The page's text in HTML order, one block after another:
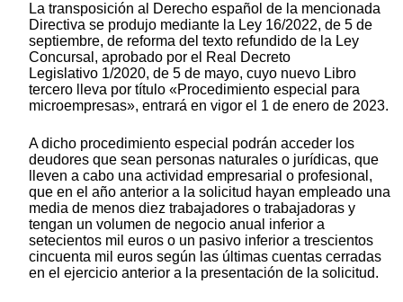
La transposición al Derecho español de la mencionada
Directiva se produjo mediante la Ley 16/2022, de 5 de
septiembre, de reforma del texto refundido de la Ley
Concursal, aprobado por el Real Decreto
Legislativo 1/2020, de 5 de mayo, cuyo nuevo Libro
tercero lleva por título «Procedimiento especial para
microempresas», entrará en vigor el 1 de enero de 2023.
A dicho procedimiento especial podrán acceder los
deudores que sean personas naturales o jurídicas, que
lleven a cabo una actividad empresarial o profesional,
que en el año anterior a la solicitud hayan empleado una
media de menos diez trabajadores o trabajadoras y
tengan un volumen de negocio anual inferior a
setecientos mil euros o un pasivo inferior a trescientos
cincuenta mil euros según las últimas cuentas cerradas
en el ejercicio anterior a la presentación de la solicitud.